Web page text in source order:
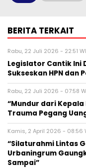
BERITA TERKAIT
Rabu, 22 Juli 2026 - 22:51
Legislator Cantik Ini
Sukseskan HPN dan
Rabu, 22 Juli 2026 - 07:58
“Mundur dari Kepala
Trauma Pegang
Kamis, 2 April 2026 - 08:56
“Silaturahmi Lintas
Urbaningrum
Sampai”